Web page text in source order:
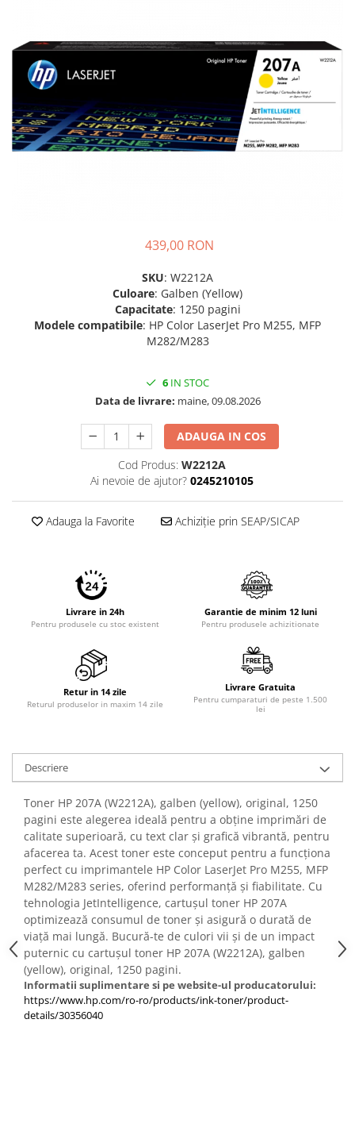
Hard disk-uri externe
Card reader
Placi captura
Adaptoare PCI / PCIe
Accesorii retelistica
PDU
439,00 RON
SKU: W2212A
Culoare: Galben (Yellow)
Capacitate: 1250 pagini
Modele compatibile: HP Color LaserJet Pro M255, MFP
M282/M283
6 IN STOC
Data de livrare: maine, 09.08.2026
ADAUGA IN COS
Cod Produs: W2212A
Ai nevoie de ajutor? 0245210105
Adauga la Favorite Achiziție prin SEAP/SICAP
Livrare in 24h
Pentru produsele cu stoc existent
Garantie de minim 12 luni
Pentru produsele achizitionate
Retur in 14 zile
Returul produselor in maxim 14 zile
Livrare Gratuita
Pentru cumparaturi de peste 1.500
lei
Descriere
Toner HP 207A (W2212A), galben (yellow), original, 1250
pagini este alegerea ideală pentru a obține imprimări de
calitate superioară, cu text clar și grafică vibrantă, pentru
afacerea ta. Acest toner este conceput pentru a funcționa
perfect cu imprimantele HP Color LaserJet Pro M255, MFP
M282/M283 series, oferind performanță și fiabilitate. Cu
tehnologia JetIntelligence, cartușul toner HP 207A
optimizează consumul de toner și asigură o durată de
viață mai lungă. Bucură-te de culori vii și de un impact
puternic cu cartușul toner HP 207A (W2212A), galben
(yellow), original, 1250 pagini.
Informatii suplimentare si pe website-ul producatorului:
https://www.hp.com/ro-ro/products/ink-toner/product-
details/30356040